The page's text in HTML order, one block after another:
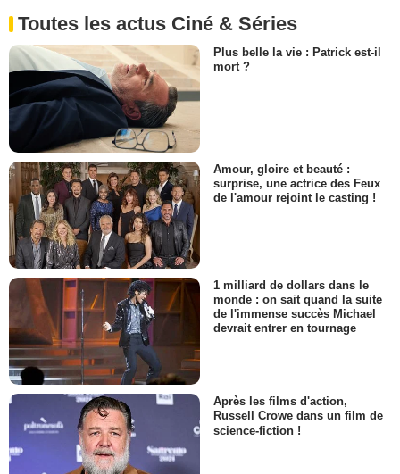
Toutes les actus Ciné & Séries
Plus belle la vie : Patrick est-il
mort ?
Amour, gloire et beauté :
surprise, une actrice des Feux
de l'amour rejoint le casting !
1 milliard de dollars dans le
monde : on sait quand la suite
de l'immense succès Michael
devrait entrer en tournage
Après les films d'action,
Russell Crowe dans un film de
science-fiction !